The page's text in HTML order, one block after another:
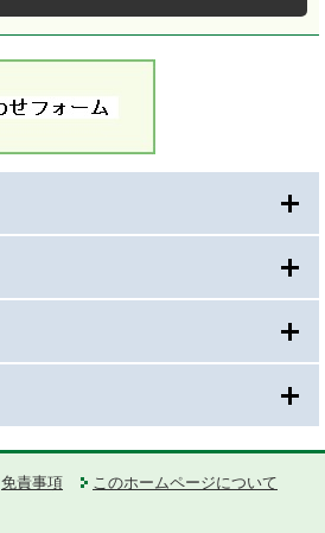
免責事項
このホームページについて